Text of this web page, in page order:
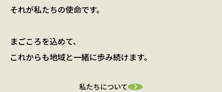
それが私たちの使命です。
まごころを込めて、
これからも地域と一緒に歩み続けます。
私たちについて